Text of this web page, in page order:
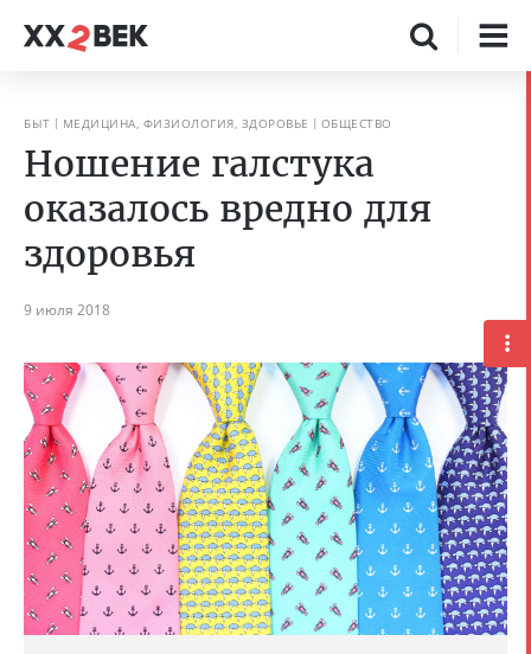
БЫТ МЕДИЦИНА, ФИЗИОЛОГИЯ, ЗДОРОВЬЕ ОБЩЕСТВО
Ношение галстука
оказалось вредно для
здоровья
9 июля 2018